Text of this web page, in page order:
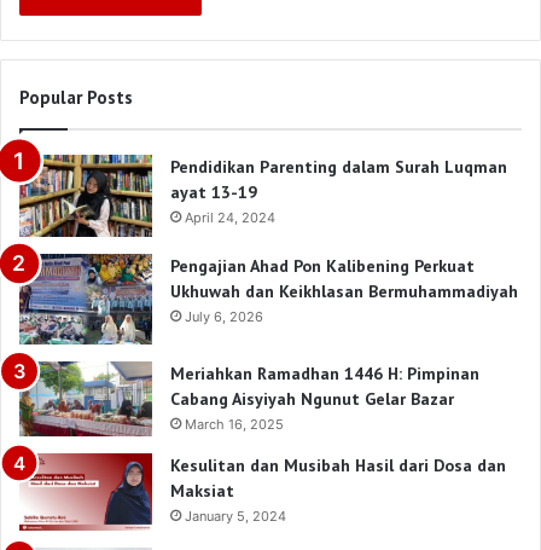
Popular Posts
Pendidikan Parenting dalam Surah Luqman
ayat 13-19
April 24, 2024
Pengajian Ahad Pon Kalibening Perkuat
Ukhuwah dan Keikhlasan Bermuhammadiyah
July 6, 2026
Meriahkan Ramadhan 1446 H: Pimpinan
Cabang Aisyiyah Ngunut Gelar Bazar
March 16, 2025
Kesulitan dan Musibah Hasil dari Dosa dan
Maksiat
January 5, 2024